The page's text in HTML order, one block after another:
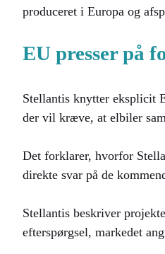
produceret i Europa og
EU presser på
Stellantis knytter eksplicit
der vil kræve, at elbiler
Det forklarer, hvorfor
direkte svar på de
Stellantis beskriver
efterspørgsel, markedet